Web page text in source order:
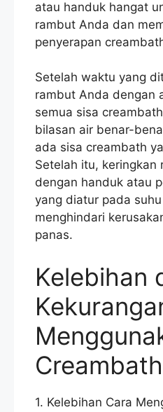
atau handuk hangat
rambut Anda dan
penyerapan
Setelah waktu yang
rambut Anda dengan
semua sisa
bilasan air benar-
ada sisa creambath
Setelah itu, keringkan
dengan handuk atau
yang diatur pada
menghindari
panas.
Kelebihan
1. Kelebihan Cara